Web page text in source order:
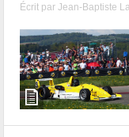
Écrit parJean-Baptiste